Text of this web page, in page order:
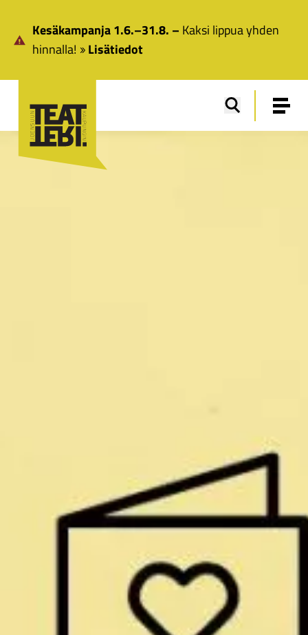
Kesäkampanja 1.6.–31.8. – Kaksi lippua yhden
hinnalla!
Lisätiedot